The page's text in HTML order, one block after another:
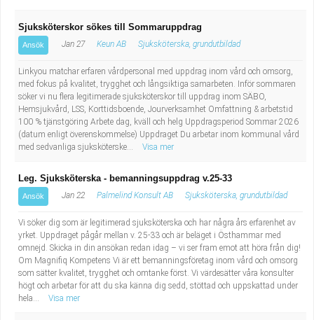
Sjuksköterskor sökes till Sommaruppdrag
Ansök Jan 27 Keun AB Sjuksköterska, grundutbildad
Linkyou matchar erfaren vårdpersonal med uppdrag inom vård och omsorg,
med fokus på kvalitet, trygghet och långsiktiga samarbeten. Inför sommaren
söker vi nu flera legitimerade sjuksköterskor till uppdrag inom SÄBO,
Hemsjukvård, LSS, Korttidsboende, Jourverksamhet Omfattning & arbetstid
100 % tjänstgöring Arbete dag, kväll och helg Uppdragsperiod Sommar 2026
(datum enligt överenskommelse) Uppdraget Du arbetar inom kommunal vård
med sedvanliga sjuksköterske...
Visa mer
Leg. Sjuksköterska - bemanningsuppdrag v.25-33
Ansök Jan 22 Palmelind Konsult AB Sjuksköterska, grundutbildad
Vi söker dig som är legitimerad sjuksköterska och har några års erfarenhet av
yrket. Uppdraget pågår mellan v. 25-33 och är beläget i Östhammar med
omnejd. Skicka in din ansökan redan idag – vi ser fram emot att höra från dig!
Om Magnifiq Kompetens Vi är ett bemanningsföretag inom vård och omsorg
som sätter kvalitet, trygghet och omtanke först. Vi värdesätter våra konsulter
högt och arbetar för att du ska känna dig sedd, stöttad och uppskattad under
hela...
Visa mer